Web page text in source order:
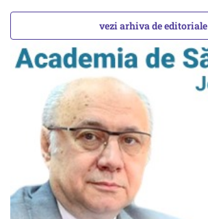
vezi arhiva de editoriale